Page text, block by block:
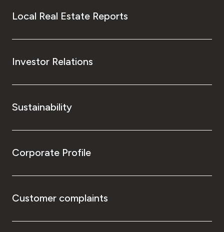
Local Real Estate Reports
Investor Relations
Sustainability
Corporate Profile
Customer complaints